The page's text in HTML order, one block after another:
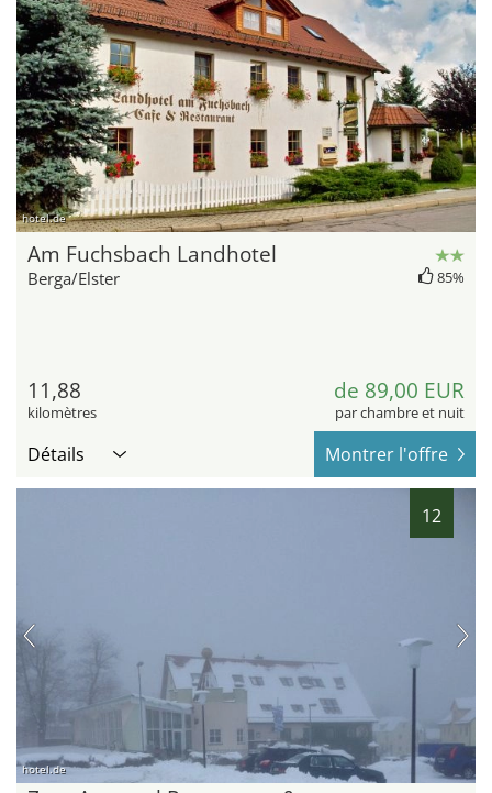
hotel.de
Am Fuchsbach Landhotel
Berga/Elster 85%
11,88
kilomètres
de 89,00 EUR
par chambre et nuit
Détails Montrer l'offre
12
hotel.de